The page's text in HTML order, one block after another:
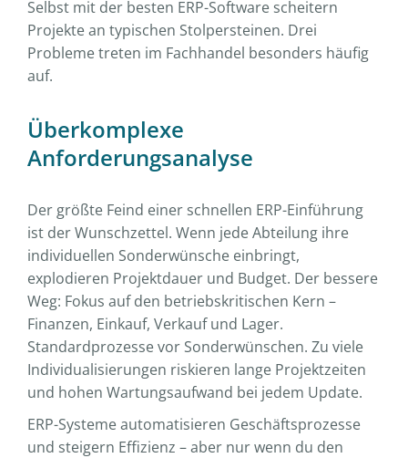
Selbst mit der besten ERP-Software scheitern
Projekte an typischen Stolpersteinen. Drei
Probleme treten im Fachhandel besonders häufig
auf.
Überkomplexe
Anforderungsanalyse
Der größte Feind einer schnellen ERP-Einführung
ist der Wunschzettel. Wenn jede Abteilung ihre
individuellen Sonderwünsche einbringt,
explodieren Projektdauer und Budget. Der bessere
Weg: Fokus auf den betriebskritischen Kern –
Finanzen, Einkauf, Verkauf und Lager.
Standardprozesse vor Sonderwünschen. Zu viele
Individualisierungen riskieren lange Projektzeiten
und hohen Wartungsaufwand bei jedem Update.
ERP-Systeme automatisieren Geschäftsprozesse
und steigern Effizienz – aber nur wenn du den